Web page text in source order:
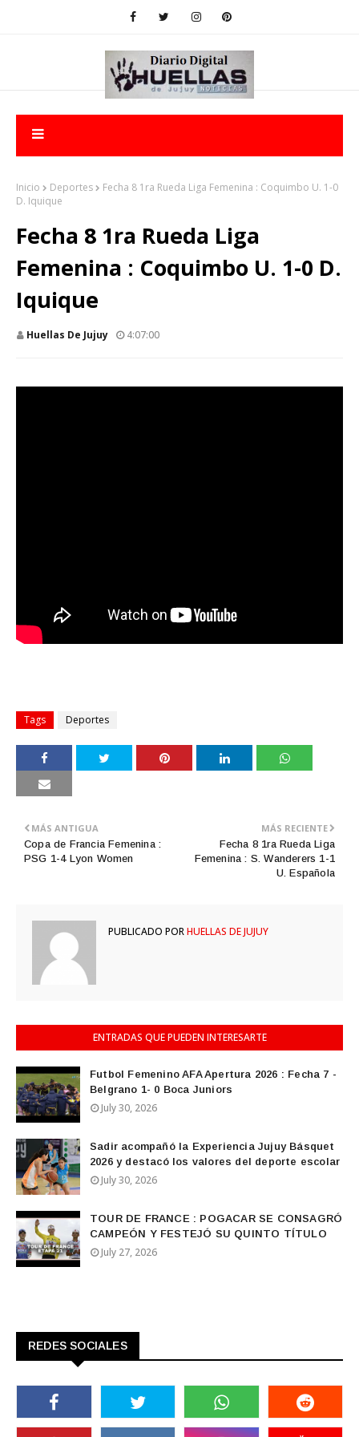
Inicio Deportes
Fecha 8 1ra Rueda Liga Femenina : Coquimbo U. 1-0
D. Iquique
Fecha 8 1ra Rueda Liga
Femenina : Coquimbo U. 1-0 D.
Iquique
Huellas De Jujuy 4:07:00
Tags Deportes
MÁS RECIENTE
Fecha 8 1ra Rueda Liga
Femenina : S. Wanderers 1-1
U. Española
MÁS ANTIGUA
Copa de Francia Femenina :
PSG 1-4 Lyon Women
PUBLICADO PORHUELLAS DE JUJUY
ENTRADAS QUE PUEDEN INTERESARTE
Futbol Femenino AFA Apertura 2026 : Fecha 7 -
Belgrano 1- 0 Boca Juniors
July 30, 2026
Sadir acompañó la Experiencia Jujuy Básquet
2026 y destacó los valores del deporte escolar
July 30, 2026
TOUR DE FRANCE : POGACAR SE CONSAGRÓ
CAMPEÓN Y FESTEJÓ SU QUINTO TÍTULO
July 27, 2026
REDES SOCIALES